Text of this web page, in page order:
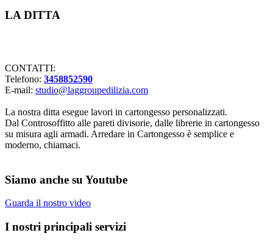
LA DITTA
CONTATTI:
Telefono: 3458852590
E-mail: studio@laggroupedilizia.com
La nostra ditta esegue lavori in cartongesso personalizzati.
Dal Controsoffitto alle pareti divisorie, dalle librerie in cartongesso
su misura agli armadi. Arredare in Cartongesso è semplice e
moderno, chiamaci.
Siamo anche su Youtube
Guarda il nostro video
I nostri principali servizi